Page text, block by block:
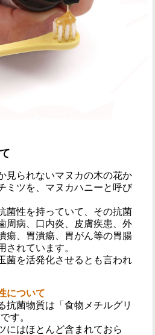
見られないマヌカの木の花か
ミツを、マヌカハニーと呼び
菌性を持っていて、その抗菌
周病、口内炎、皮膚疾患、外
瘍、胃潰瘍、胃がん等の胃腸
されています。
菌を活発化させるとも言われ
について
抗菌物質は「食物メチルグリ
す。
にはほとんど含まれておら